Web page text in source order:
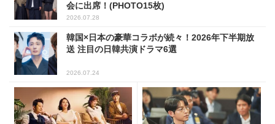
会に出席！(PHOTO15枚)
2026.07.28
韓国×日本の豪華コラボが続々！2026年下半期放
送 注目の日韓共演ドラマ6選
2026.07.24